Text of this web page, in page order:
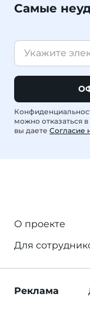
Самые
можно отказаться
вы даете Согласие
О проекте
Для
Реклама